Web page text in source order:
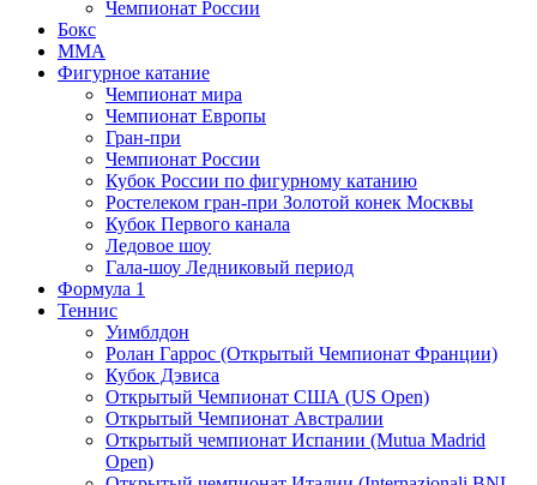
Чемпионат России
Бокс
MMA
Фигурное катание
Чемпионат мира
Чемпионат Европы
Гран-при
Чемпионат России
Кубок России по фигурному катанию
Ростелеком гран-при Золотой конек Москвы
Кубок Первого канала
Ледовое шоу
Гала-шоу Ледниковый период
Формула 1
Теннис
Уимблдон
Ролан Гаррос (Открытый Чемпионат Франции)
Кубок Дэвиса
Открытый Чемпионат США (US Open)
Открытый Чемпионат Австралии
Открытый чемпионат Испании (Mutua Madrid
Open)